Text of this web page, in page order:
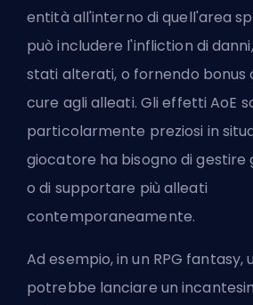
entità all'interno di quell'area
può includere l'infliction di
stati alterati, o fornendo bonus
cure agli alleati. Gli effetti AoE
particolarmente preziosi in
giocatore ha bisogno di gestire
o di supportare più alleati
contemporaneamente.
Ad esempio, in un RPG fantasy,
potrebbe lanciare un